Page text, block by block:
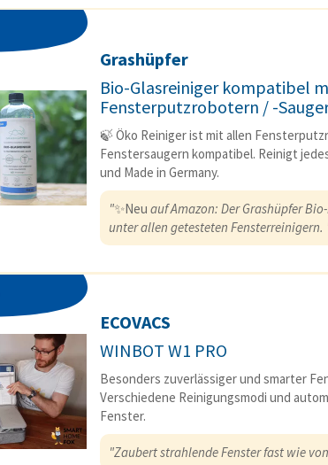
Grashüpfer
Bio-Glasreiniger kompatibel
Fensterputzrobotern / -
🍃 Öko Reiniger ist mit allen
Fenstersaugern kompatibel. Reinigt
und Made in Germany.
"✨Neu auf Amazon: Der Grashüpfer
unter allen getesteten Fensterreinigern.
ECOVACS
WINBOT W1 PRO
Besonders zuverlässiger und smarter
Verschiedene Reinigungsmodi und
Fenster.
"Zaubert strahlende Fenster fast wie